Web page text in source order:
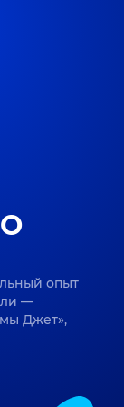
опыт
—
Джет»,